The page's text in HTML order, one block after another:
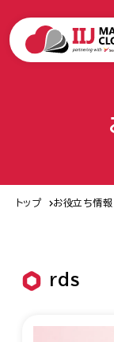
トップ お役立ち情報
rds